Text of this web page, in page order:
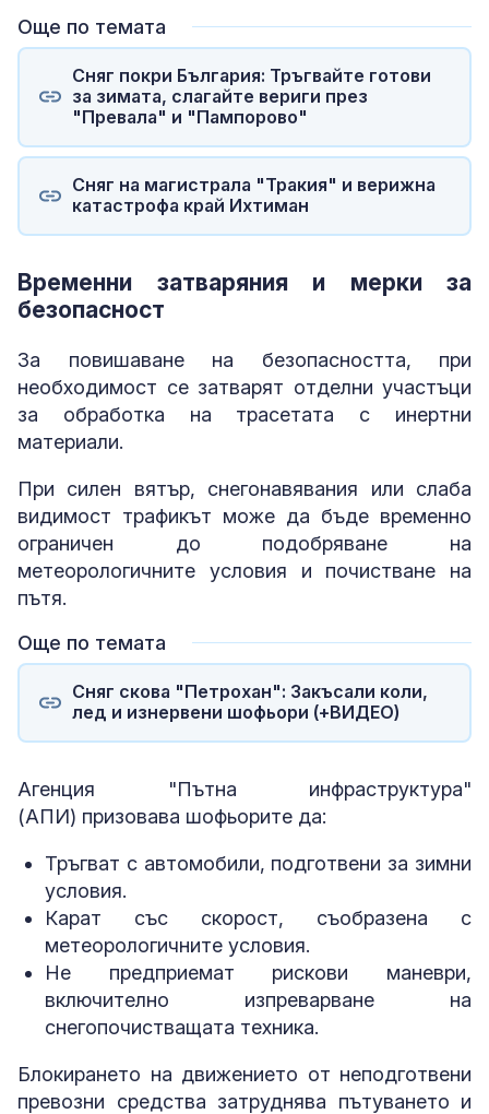
Още по темата
Сняг покри България: Тръгвайте готови
за зимата, слагайте вериги през
"Превала" и "Пампорово"
Сняг на магистрала "Тракия" и верижна
катастрофа край Ихтиман
Временни затваряния и мерки за
безопасност
За повишаване на безопасността, при
необходимост се затварят отделни участъци
за обработка на трасетата с инертни
материали.
При силен вятър, снегонавявания или слаба
видимост трафикът може да бъде временно
ограничен до подобряване на
метеорологичните условия и почистване на
пътя.
Още по темата
Сняг скова "Петрохан": Закъсали коли,
лед и изнервени шофьори (+ВИДЕО)
Агенция "Пътна инфраструктура"
(АПИ) призовава шофьорите да:
Тръгват с автомобили, подготвени за зимни
условия.
Карат със скорост, съобразена с
метеорологичните условия.
Не предприемат рискови маневри,
включително изпреварване на
снегопочистващата техника.
Блокирането на движението от неподготвени
превозни средства затруднява пътуването и